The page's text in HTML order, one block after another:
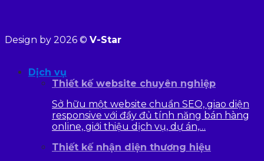
Design by 2026 © V-Star
Dịch vụ
Thiết kế website chuyên nghiệp
Sở hữu một website chuẩn SEO, giao diện
responsive với đầy đủ tính năng bán hàng
online, giới thiệu dịch vụ, dự án,…
Thiết kế nhận diện thương hiệu